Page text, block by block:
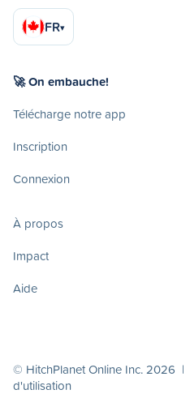
FR▾
🚀 On embauche!
Télécharge notre app
Inscription
Connexion
À propos
Impact
Aide
© HitchPlanet Online Inc. 2026 |
d'utilisation